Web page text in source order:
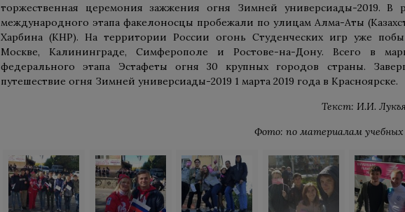
торжественная церемония зажжения огня Зимней универсиады-2019. В
международного этапа факелоносцы пробежали по улицам Алма-Аты
Харбина (КНР). На территории России огонь Студенческих игр уже
Москве, Калининграде, Симферополе и Ростове-на-Дону. Всего в
федерального этапа Эстафеты огня 30 крупных городов страны.
путешествие огня Зимней универсиады-2019 1 марта 2019 года в Красноярске.
Текст: И.И.
Фото: по материалам учебных